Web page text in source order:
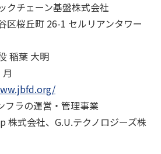
チェーン基盤株式会社
桜丘町 26-1 セルリアンタワー
稲葉 大明
フラの運営・管理事業
株式会社、G.U.テクノロジーズ株